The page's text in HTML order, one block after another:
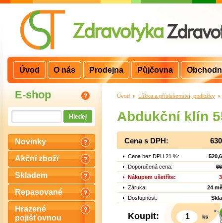
E-shop
Novinky
Akční zboží
Skladem
Repasované
Hrazené
pojišťovnou
Úvod > Lůžka a příslušenství, podložky >
Abdukční klín
Cena s DPH:
Cena bez DPH 21 %:
Doporučená cena:
Nákupem ušetříte:
Záruka:
24
Dostupnost:
Koupit: ks
Úvod O nás Prodejna Půjčovna